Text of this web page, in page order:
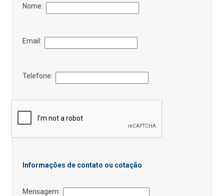
Nome:
Email:
Telefone:
Informações de contato ou cotação
Mensagem: